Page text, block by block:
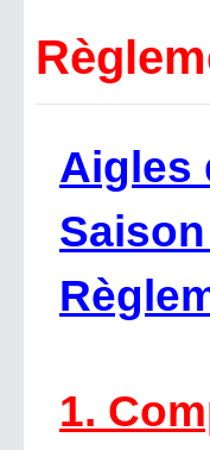
Aigles
1.